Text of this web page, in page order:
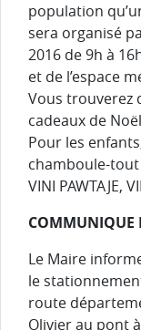
population
sera organisé
2016 de 9h à
et de l’espace
Vous trouverez
cadeaux de
Pour les
chamboule-
VINI PAWTAJE,
COMMUNIQUE
Le Maire
le
route
Olivier au pont